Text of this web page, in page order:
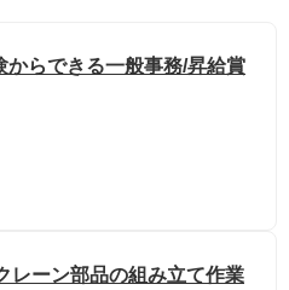
からできる一般事務/昇給賞
レーン部品の組み立て作業